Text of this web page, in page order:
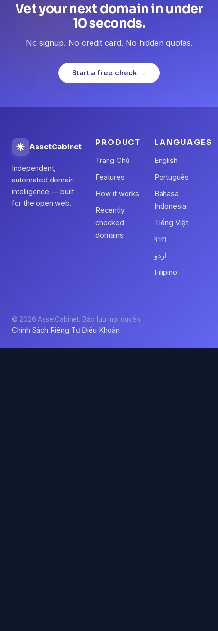
Vet your next domain in under
10 seconds.
No signup. No credit card. No hidden quotas.
Start a free check →
AssetCabinet
Independent,
automated domain
intelligence — built
for the open web.
PRODUCT
Trang Chủ
Features
How it works
Recently
checked
domains
LANGUAGES
English
Português
Bahasa
Indonesia
Tiếng Việt
বাংলা
اردو
Filipino
© 2026 AssetCabinet. Bảo lưu mọi quyền.
Chính Sách Riêng Tư·Điều Khoản